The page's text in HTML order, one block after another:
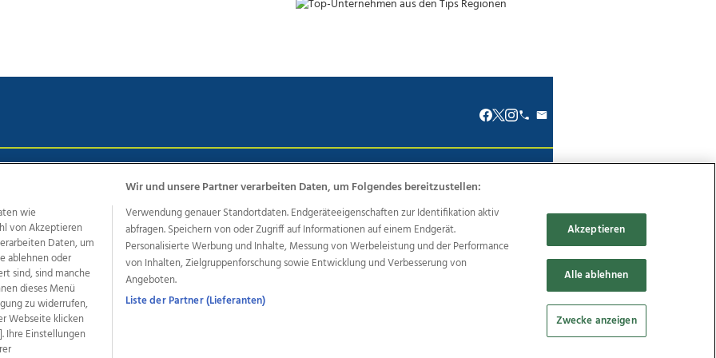
AGB Anzeigekunden AGB Website Ehrenkodex Politische Werbung
Angebote des Medienhauses Wimmer
OÖNachrichten OÖN Immobilien OÖN Karriere OÖN Reise
Promenaden Galerien
wasistlos.at wirtrauern.at
wie
von Akzeptieren
Daten, um
ablehnen oder
sind, sind manche
dieses Menü
zu widerrufen,
Webseite klicken
Ihre Einstellungen
Wir und unsere Partner verarbeiten Daten, um Folgendes bereitzustellen:
Verwendung genauer Standortdaten. Endgeräteeigenschaften zur Identifikation aktiv
abfragen. Speichern von oder Zugriff auf Informationen auf einem Endgerät.
Personalisierte Werbung und Inhalte, Messung von Werbeleistung und der Performance
von Inhalten, Zielgruppenforschung sowie Entwicklung und Verbesserung von
Angeboten.
Liste der Partner (Lieferanten)
Akzeptieren
Alle ablehnen
Zwecke anzeigen